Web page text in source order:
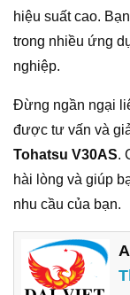
hiệu suất cao.
trong nhiều ứng
nghiệp.
Đừng ngần ngại
được tư vấn và
Tohatsu V30AS.
hài lòng và giúp
nhu cầu của bạn.